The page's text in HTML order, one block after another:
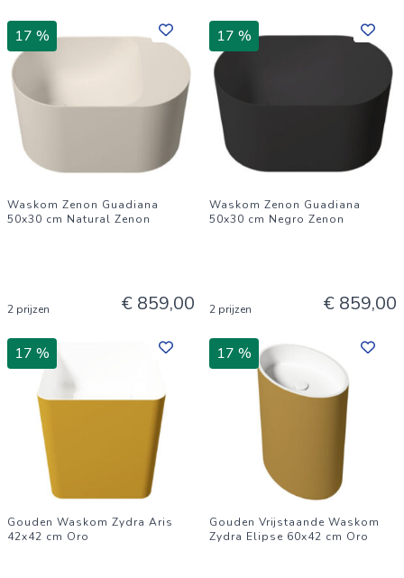
17 %
Waskom Zenon Guadiana
50x30 cm Natural Zenon
2 prijzen € 859,00
17 %
Waskom Zenon Guadiana
50x30 cm Negro Zenon
2 prijzen € 859,00
17 %
Gouden Waskom Zydra Aris
42x42 cm Oro
17 %
Gouden Vrijstaande Waskom
Zydra Elipse 60x42 cm Oro